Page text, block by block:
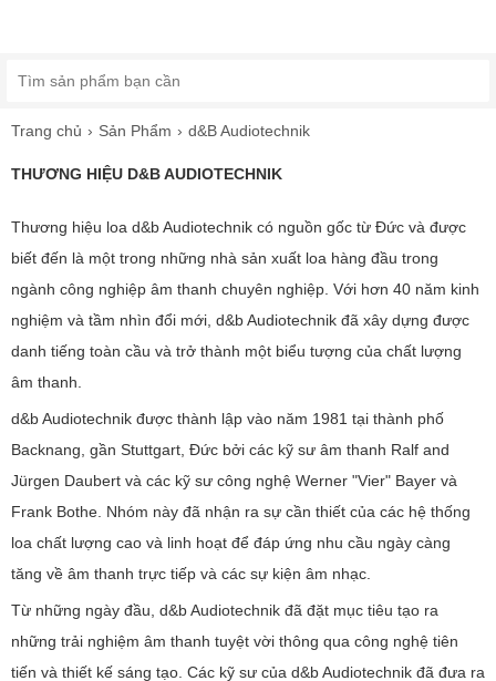
Trang chủ Sản Phẩm d&B Audiotechnik
THƯƠNG HIỆU D&B AUDIOTECHNIK
Thương hiệu loa d&b Audiotechnik có nguồn gốc từ Đức và được
biết đến là một trong những nhà sản xuất loa hàng đầu trong
ngành công nghiệp âm thanh chuyên nghiệp. Với hơn 40 năm kinh
nghiệm và tầm nhìn đổi mới, d&b Audiotechnik đã xây dựng được
danh tiếng toàn cầu và trở thành một biểu tượng của chất lượng
âm thanh.
d&b Audiotechnik được thành lập vào năm 1981 tại thành phố
Backnang, gần Stuttgart, Đức bởi các kỹ sư âm thanh Ralf and
Jürgen Daubert và các kỹ sư công nghệ Werner "Vier" Bayer và
Frank Bothe. Nhóm này đã nhận ra sự cần thiết của các hệ thống
loa chất lượng cao và linh hoạt để đáp ứng nhu cầu ngày càng
tăng về âm thanh trực tiếp và các sự kiện âm nhạc.
Từ những ngày đầu, d&b Audiotechnik đã đặt mục tiêu tạo ra
những trải nghiệm âm thanh tuyệt vời thông qua công nghệ tiên
tiến và thiết kế sáng tạo. Các kỹ sư của d&b Audiotechnik đã đưa ra